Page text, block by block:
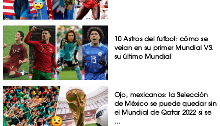
10 Astros del futbol: cómo se
veían en su primer Mundial VS.
su último Mundial
Ojo, mexicanos: la Selección
de México se puede quedar sin
el Mundial de Qatar 2022 si se
...